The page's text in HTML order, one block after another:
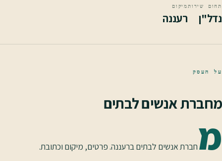
תחום שירות
נדל"ן
מיקום
רעננה
על העסק
מחברת אנשים לבתים
מחברת אנשים לבתים ברעננה. פרטים, מיקום וכתובת.